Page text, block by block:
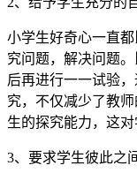
小学生好奇心一直
究问题，解决问题
后再进行一一试验
究，不仅减少了教
生的探究能力，这
3、要求学生彼此之